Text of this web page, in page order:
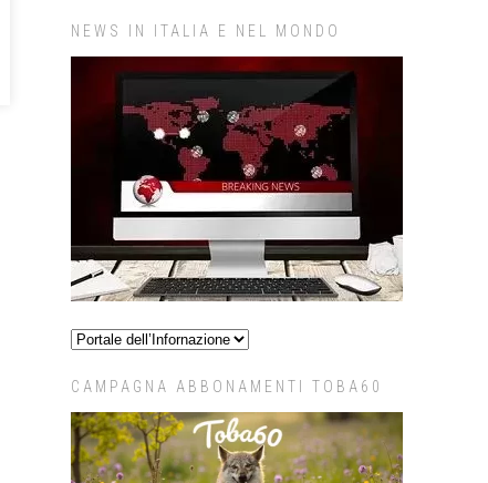
NEWS IN ITALIA E NEL MONDO
CAMPAGNA ABBONAMENTI TOBA60